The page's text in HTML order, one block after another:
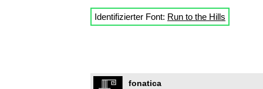
Identifizierter Font: Run to the Hills
fonatica